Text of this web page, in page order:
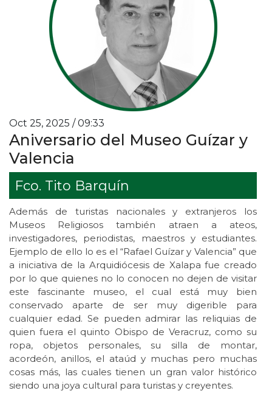
Oct 25, 2025 / 09:33
Aniversario del Museo Guízar y
Valencia
Fco. Tito Barquín
Además de turistas nacionales y extranjeros los
Museos Religiosos también atraen a ateos,
investigadores, periodistas, maestros y estudiantes.
Ejemplo de ello lo es el “Rafael Guízar y Valencia” que
a iniciativa de la Arquidiócesis de Xalapa fue creado
por lo que quienes no lo conocen no dejen de visitar
este fascinante museo, el cual está muy bien
conservado aparte de ser muy digerible para
cualquier edad. Se pueden admirar las reliquias de
quien fuera el quinto Obispo de Veracruz, como su
ropa, objetos personales, su silla de montar,
acordeón, anillos, el ataúd y muchas pero muchas
cosas más, las cuales tienen un gran valor histórico
siendo una joya cultural para turistas y creyentes.